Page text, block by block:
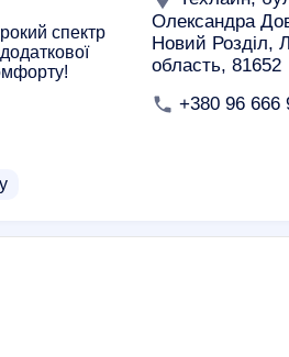
спектр
Олександра
Новий Розділ,
область, 81652
+380 96 666